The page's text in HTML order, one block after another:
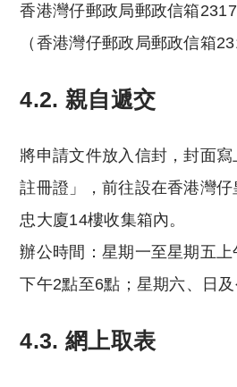
香港灣仔郵政局郵政信箱
（香港灣仔郵政局郵政信箱
4.2. 親自遞交
將申請文件放入信封，封面
註冊證」，前往設在香港灣
忠大廈14樓收集箱內。
辦公時間：星期一至星期五上
下午2點至6點；星期六、日
4.3. 網上取表